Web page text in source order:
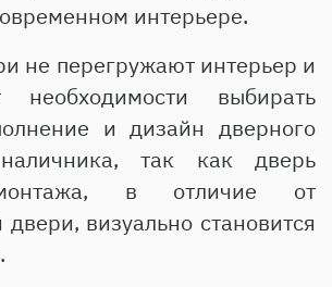
интерьере.
не перегружают интерьер и
выбирать
и дизайн дверного
так как дверь
в отличие от
двери, визуально становится